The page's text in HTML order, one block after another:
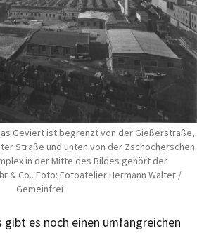
Geviert ist begrenzt von der Gießerstraße,
Straße und unten von der Zschocherschen
in der Mitte des Bildes gehört der
& Co.. Foto: Fotoatelier Hermann Walter /
Gemeinfrei
gibt es noch einen umfangreichen